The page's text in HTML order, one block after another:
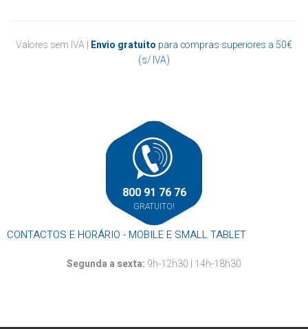
Valores sem IVA | Envio gratuito para compras superiores a 50€
(s/ IVA)
800 91 76 76
GRATUITO!
CONTACTOS E HORÁRIO - MOBILE E SMALL TABLET
Segunda a sexta: 9h-12h30 | 14h-18h30